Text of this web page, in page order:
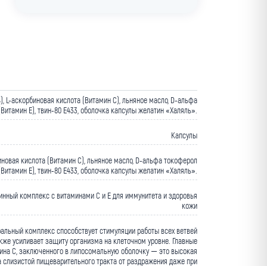
L-аскорбиновая кислота (Витамин С), льняное масло, D-альфа
Е), твин-80 Е433, оболочка капсулы желатин «Халяль».
Капсулы
кислота (Витамин С), льняное масло, D-альфа токоферол
Е), твин-80 Е433, оболочка капсулы желатин «Халяль».
комплекс с витаминами С и Е для иммунитета и здоровья
кожи
комплекс способствует стимуляции работы всех ветвей
усиливает защиту организма на клеточном уровне. Главные
С, заключенного в липосомальную оболочку — это высокая
пищеварительного тракта от раздражения даже при